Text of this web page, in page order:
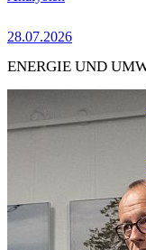
28.07.2026
ENERGIE UND